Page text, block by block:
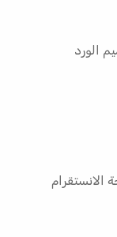
الورد
الانستقرام